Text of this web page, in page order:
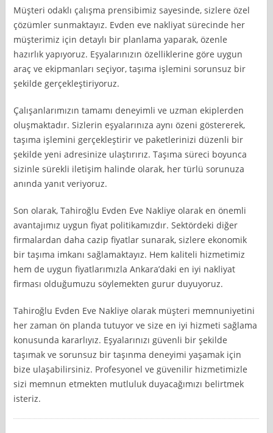
Müşteri odaklı çalışma prensibimiz sayesinde, sizlere özel
çözümler sunmaktayız. Evden eve nakliyat sürecinde her
müşterimiz için detaylı bir planlama yaparak, özenle
hazırlık yapıyoruz. Eşyalarınızın özelliklerine göre uygun
araç ve ekipmanları seçiyor, taşıma işlemini sorunsuz bir
şekilde gerçekleştiriyoruz.
Çalışanlarımızın tamamı deneyimli ve uzman ekiplerden
oluşmaktadır. Sizlerin eşyalarınıza aynı özeni göstererek,
taşıma işlemini gerçekleştirir ve paketlerinizi düzenli bir
şekilde yeni adresinize ulaştırırız. Taşıma süreci boyunca
sizinle sürekli iletişim halinde olarak, her türlü sorunuza
anında yanıt veriyoruz.
Son olarak, Tahiroğlu Evden Eve Nakliye olarak en önemli
avantajımız uygun fiyat politikamızdır. Sektördeki diğer
firmalardan daha cazip fiyatlar sunarak, sizlere ekonomik
bir taşıma imkanı sağlamaktayız. Hem kaliteli hizmetimiz
hem de uygun fiyatlarımızla Ankara’daki en iyi nakliyat
firması olduğumuzu söylemekten gurur duyuyoruz.
Tahiroğlu Evden Eve Nakliye olarak müşteri memnuniyetini
her zaman ön planda tutuyor ve size en iyi hizmeti sağlama
konusunda kararlıyız. Eşyalarınızı güvenli bir şekilde
taşımak ve sorunsuz bir taşınma deneyimi yaşamak için
bize ulaşabilirsiniz. Profesyonel ve güvenilir hizmetimizle
sizi memnun etmekten mutluluk duyacağımızı belirtmek
isteriz.